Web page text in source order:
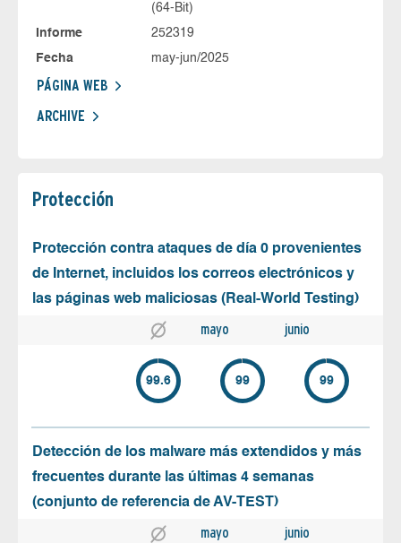
(64-Bit)
Informe
252319
Fecha
may-jun/2025
PÁGINA WEB
ARCHIVE
Protección
Protección contra ataques de día 0 provenientes
de Internet, incluidos los correos electrónicos y
las páginas web maliciosas (Real-World Testing)
mayo junio
99.6 99 99
Detección de los malware más extendidos y más
frecuentes durante las últimas 4 semanas
(conjunto de referencia de AV-TEST)
mayo junio